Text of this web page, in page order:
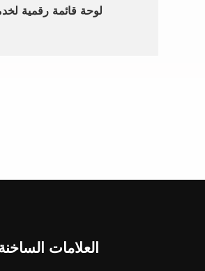
لوحة قائمة رقمية
العلامات